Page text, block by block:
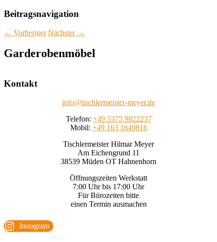
Beitragsnavigation
← Vorheriger Nächster →
Garderobenmöbel
Kontakt
info@tischlermeister-meyer.de
Telefon: +49 5375 9822237
Mobil: +49 163 1649816
Tischlermeister Hilmar Meyer
Am Eichengrund 11
38539 Müden OT Hahnenhorn
Öffnungszeiten Werkstatt
7:00 Uhr bis 17:00 Uhr
Für Bürozeiten bitte
einen Termin ausmachen
Instagram